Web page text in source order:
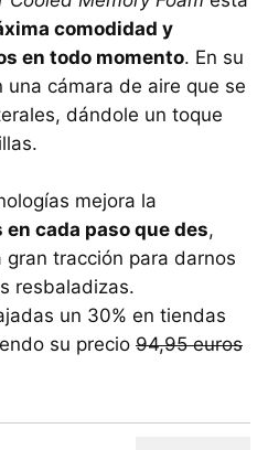
comodidad y
en todo momento. En su
cámara de aire que se
dándole un toque
mejora la
cada paso que des,
tracción para darnos
resbaladizas.
un 30% en tiendas
su precio 94,95 euros